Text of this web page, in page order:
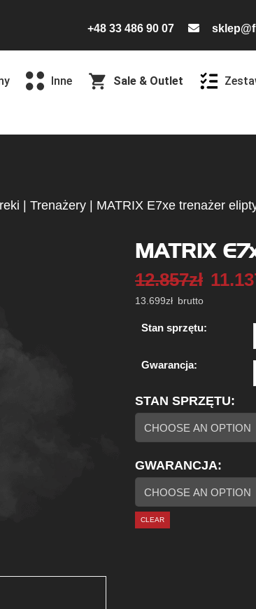
+48 33 486 90 07
Inne Sale & Outlet
Trenażery MATRIX E7xe trenażer
MATRIX
12.857zł
13.699zł brutto
Stan sprzętu:
Gwarancja:
STAN SPRZĘTU
GWARANCJA
CLEAR